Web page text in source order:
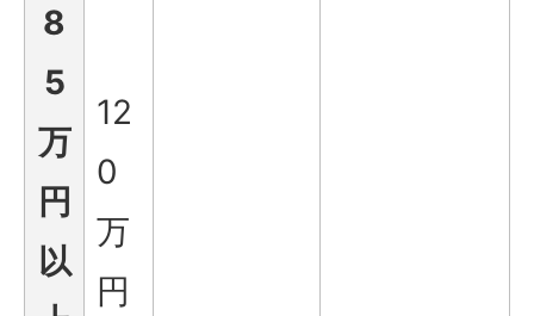
8
5
万
円
以
12
0
万
円